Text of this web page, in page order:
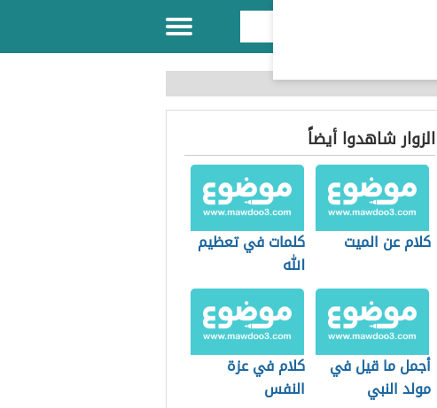
الزوار شاهدوا أيضاً
كلام عن الميت
كلمات في تعظيم
الله
أجمل ما قيل في
مولد النبي
كلام في عزة
النفس